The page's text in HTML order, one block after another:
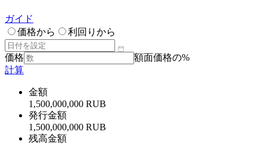
ガイド
価格から
利回りから
価格
額面価格の%
計算
金額
1,500,000,000 RUB
発行金額
1,500,000,000 RUB
残高金額